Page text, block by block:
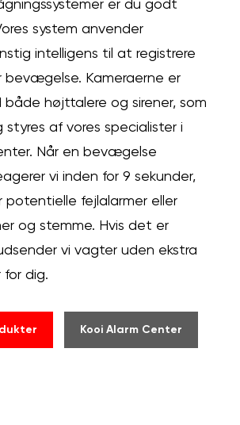
er du godt
system anvender
intelligens til at registrere
bevægelse. Kameraerne er
højttalere og sirener, som
styres af vores specialister i
Når en bevægelse
vi inden for 9 sekunder,
potentielle fejlalarmer eller
og stemme. Hvis det er
vi vagter uden ekstra
for dig.
Kooi Alarm Center